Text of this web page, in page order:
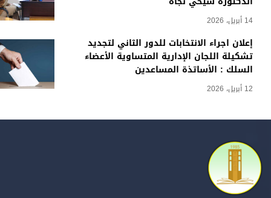
14 أبريل، 2026
إعلان اجراء الانتخابات للدور الثاني لتجديد
تشكيلة اللجان الإدارية المتساوية الأعضاء
السلك : الأساتذة المساعدين
12 أبريل، 2026